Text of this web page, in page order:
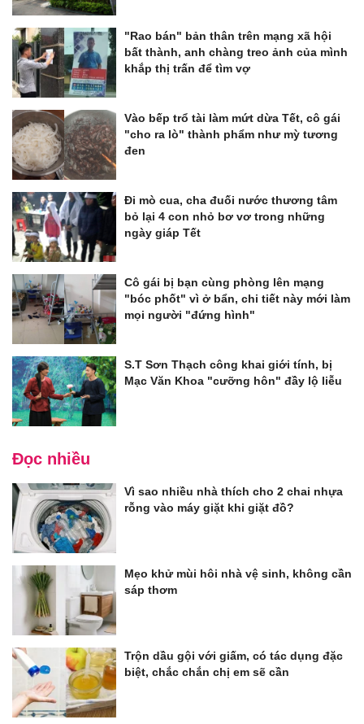
"Rao bán" bản thân trên mạng xã hội
bất thành, anh chàng treo ảnh của mình
khắp thị trấn để tìm vợ
Vào bếp trổ tài làm mứt dừa Tết, cô gái
"cho ra lò" thành phẩm như mỳ tương
đen
Đi mò cua, cha đuối nước thương tâm
bỏ lại 4 con nhỏ bơ vơ trong những
ngày giáp Tết
Cô gái bị bạn cùng phòng lên mạng
"bóc phốt" vì ở bẩn, chi tiết này mới làm
mọi người "đứng hình"
S.T Sơn Thạch công khai giới tính, bị
Mạc Văn Khoa "cưỡng hôn" đầy lộ liễu
Đọc nhiều
Vì sao nhiều nhà thích cho 2 chai nhựa
rỗng vào máy giặt khi giặt đồ?
Mẹo khử mùi hôi nhà vệ sinh, không cần
sáp thơm
Trộn dầu gội với giấm, có tác dụng đặc
biệt, chắc chắn chị em sẽ cần